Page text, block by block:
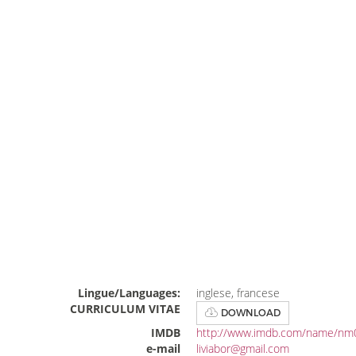
Lingue/Languages:
inglese, francese
CURRICULUM VITAE
DOWNLOAD
IMDB
http://www.imdb.com/name/
e-mail
liviabor@gmail.com